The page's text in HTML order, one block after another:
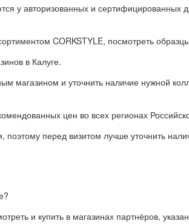
у авторизованных и
CORKSTYLE, посмотреть
в Калуге.
магазином и уточнить наличие нужной
цен во всех регионах
поэтому перед визитом лучше уточнить
и купить в магазинах партнёров,